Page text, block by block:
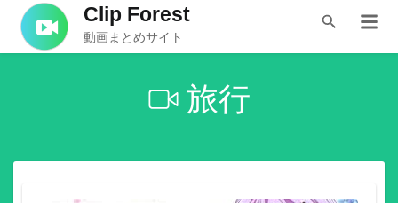
Clip Forest
動画まとめサイト
旅行